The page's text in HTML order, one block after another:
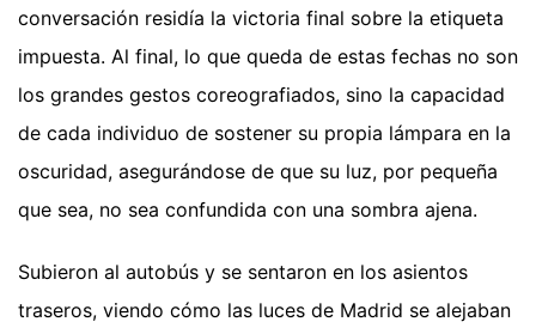
conversación residía la victoria final sobre la etiqueta
impuesta. Al final, lo que queda de estas fechas no son
los grandes gestos coreografiados, sino la capacidad
de cada individuo de sostener su propia lámpara en la
oscuridad, asegurándose de que su luz, por pequeña
que sea, no sea confundida con una sombra ajena.
Subieron al autobús y se sentaron en los asientos
traseros, viendo cómo las luces de Madrid se alejaban